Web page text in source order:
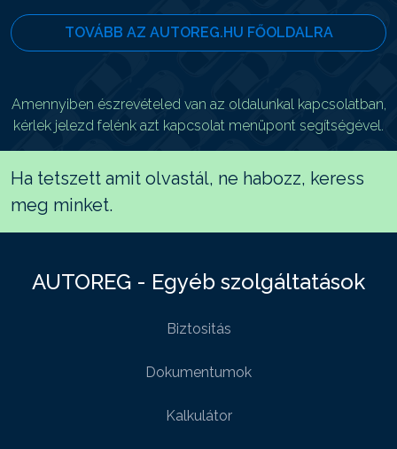
TOVÁBB AZ AUTOREG.HU FŐOLDALRA
Amennyiben észrevételed van az oldalunkal kapcsolatban,
kérlek jelezd felénk azt kapcsolat menüpont segítségével.
Ha tetszett amit olvastál, ne habozz, keress
meg minket.
AUTOREG - Egyéb szolgáltatások
Biztositás
Dokumentumok
Kalkulátor